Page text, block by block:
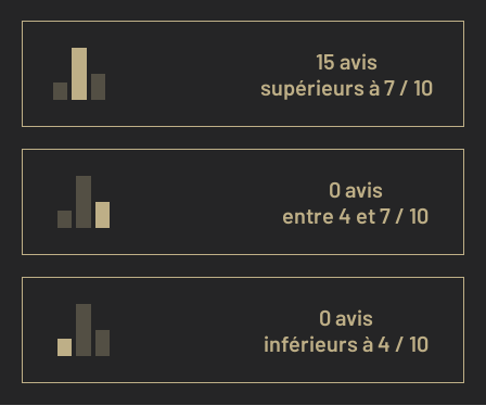
15 avis
supérieurs à 7 / 10
0 avis
entre 4 et 7 / 10
0 avis
inférieurs à 4 / 10